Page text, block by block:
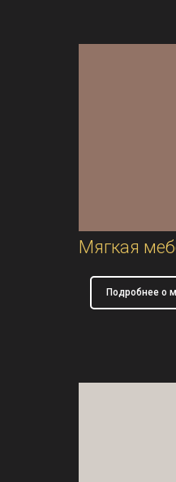
Мягкая
Подробнее о